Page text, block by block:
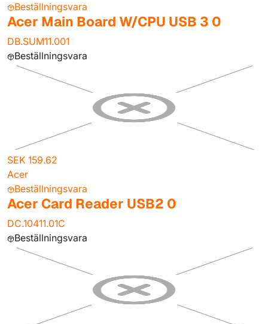
Beställningsvara
Acer Main Board W/CPU USB 3 0
DB.SUM11.001
Beställningsvara
SEK 159.62
Acer
Beställningsvara
Acer Card Reader USB2 0
DC.10411.01C
Beställningsvara